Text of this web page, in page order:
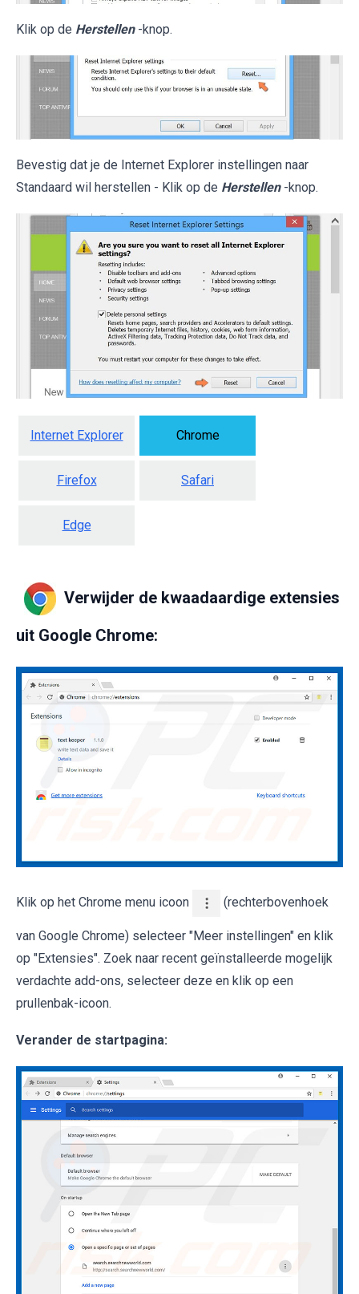
Klik op de Herstellen -knop.
Bevestig dat je de Internet Explorer instellingen naar
Standaard wil herstellen - Klik op de Herstellen -knop.
Internet Explorer Chrome
Firefox Safari
Edge
Verwijder de kwaadaardige extensies
uit Google Chrome:
Klik op het Chrome menu icoon (rechterbovenhoek
van Google Chrome) selecteer "Meer instellingen" en klik
op "Extensies". Zoek naar recent geïnstalleerde mogelijk
verdachte add-ons, selecteer deze en klik op een
prullenbak-icoon.
Verander de startpagina: